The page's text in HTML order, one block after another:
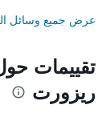
عرض جميع وسائل
تقييمات
ريزورت